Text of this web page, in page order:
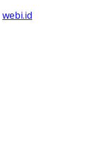
webi.id